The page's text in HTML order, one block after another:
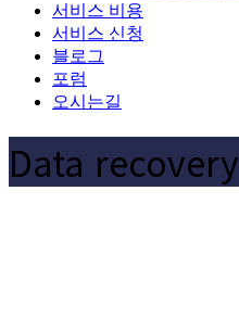
서비스 비용
서비스 신청
블로그
포럼
오시는길
Data recovery